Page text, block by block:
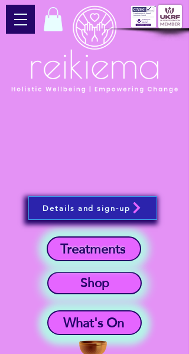
What's On
Shop
Treatments
Details and sign-up